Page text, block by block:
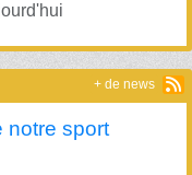
notre sport
+ de news